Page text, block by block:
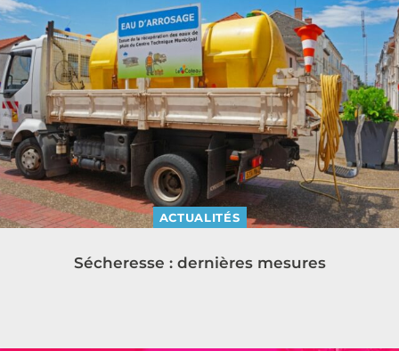
ACTUALITÉS
Sécheresse : dernières mesures